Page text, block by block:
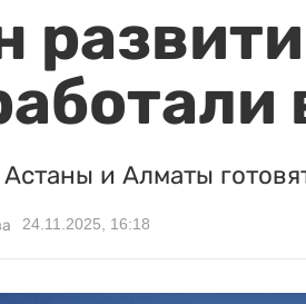
и Алматы
24.11.2025, 16:18